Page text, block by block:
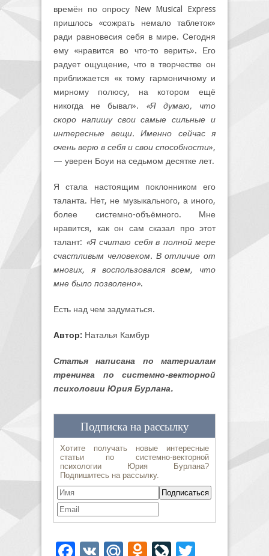
времён по опросу New Musical Express
пришлось «сожрать немало таблеток»
ради равновесия себя в мире. Сегодня
ему «нравится во что-то верить». Его
радует ощущение, что в творчестве он
приближается «к тому гармоничному и
мирному полюсу, на котором ещё
никогда не бывал». «Я думаю, что
скоро напишу свои самые сильные и
интересные вещи. Именно сейчас я
очень верю в себя и свои способности»,
— уверен Боуи на седьмом десятке лет.
Я стала настоящим поклонником его
таланта. Нет, не музыкального, а иного,
более системно-объёмного. Мне
нравится, как он сам сказал про этот
талант: «Я считаю себя в полной мере
счастливым человеком. В отличие от
многих, я воспользовался всем, что
мне было позволено».
Есть над чем задуматься.
Автор: Наталья Камбур
Статья написана по материалам
тренинга по системно-векторной
психологии Юрия Бурлана.
Facebook
VK Mail.Ru Odnoklassniki
LiveJournal